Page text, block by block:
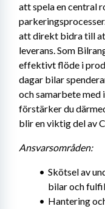
att spela en central
att direkt bidra till
leverans. Som
effektivt flöde i
dagar bilar
och samarbete med
förstärker du
blir en viktig del av
Ansvarsområden:
Skötsel av
bilar och
Hantering